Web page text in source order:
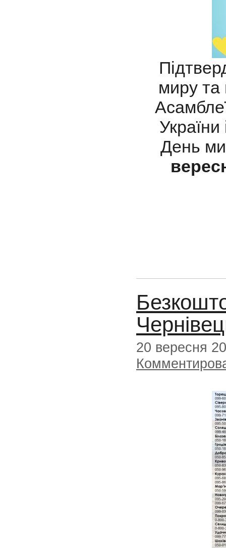
миру та
України
День
20 вересня